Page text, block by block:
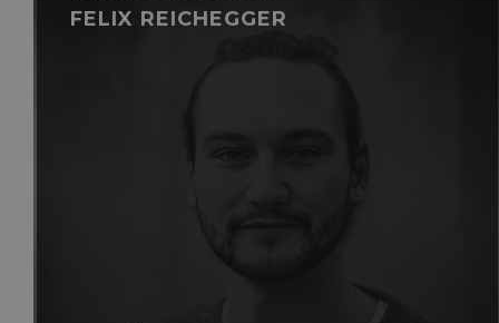
FELIX REICHEGGER